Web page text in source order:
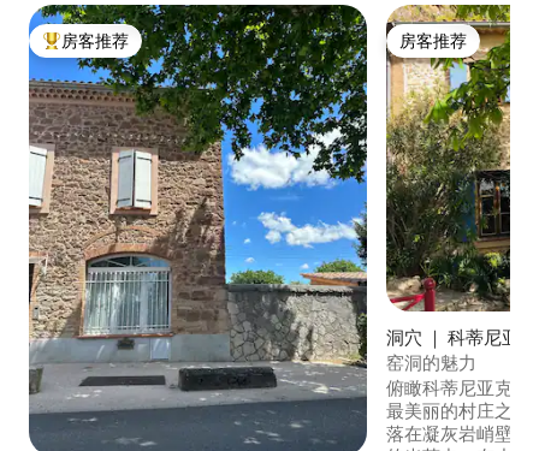
热门「房客推荐」
房客推荐 房客推荐
房客推荐
洞穴 ｜ 科蒂尼亚
c)
窑洞的魅力
俯瞰科蒂尼亚克
最美丽的村庄之一
落在凝灰岩峭壁的